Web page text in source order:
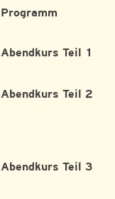
Programm
Abendkurs Teil 1
Abendkurs Teil 2
Abendkurs Teil 3